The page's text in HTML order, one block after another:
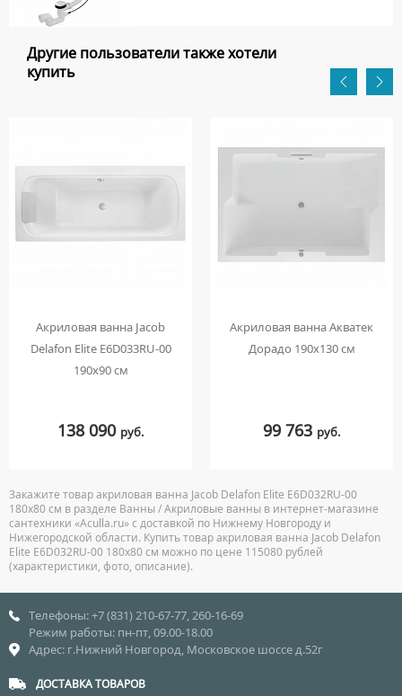
Другие пользователи также хотели
купить
Акриловая ванна Jacob
Delafon Elite E6D033RU-00
190x90 см
138 090 руб.
Акриловая ванна Акватек
Дорадо 190х130 см
99 763 руб.
Закажите товар акриловая ванна Jacob Delafon Elite E6D032RU-00
180x80 см в разделе Ванны / Акриловые ванны в интернет-магазине
сантехники «Aculla.ru» с доставкой по Нижнему Новгороду и
Нижегородской области. Купить товар акриловая ванна Jacob Delafon
Elite E6D032RU-00 180x80 см можно по цене 115080 рублей
(характеристики, фото, описание).
Телефоны: +7 (831) 210-67-77, 260-16-69
Режим работы: пн-пт, 09.00-18.00
Адрес: г.Нижний Новгород, Московское шоссе д.52г
ДОСТАВКА ТОВАРОВ